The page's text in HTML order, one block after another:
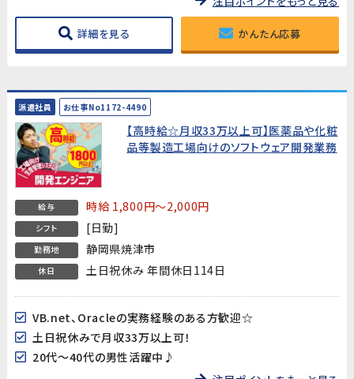
詳細を見る かんたん応募
派遣社員 お仕事No1172-4490
【高時給☆月収33万以上可】医薬品や化粧
品等製造工場向けのソフトウェア開発業務
給与 時給 1,800円～2,000円
シフト [日勤]
勤務地 静岡県焼津市
休日 土日祝休み 年間休日114日
VB.net、Oracleの実務経験のある方歓迎☆
土日祝休みで月収33万以上可！
20代～40代の男性活躍中♪